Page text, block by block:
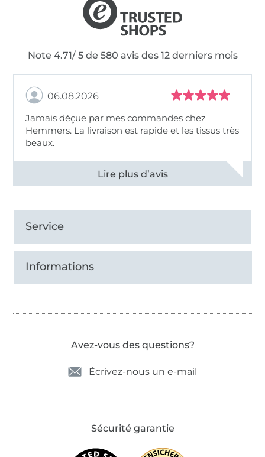
Note 4.71/ 5 de 580 avis des 12 derniers mois
06.08.2026
Jamais déçue par mes commandes chez
Hemmers. La livraison est rapide et les tissus très
beaux.
Voir tous les 11496 commentaires
Service
Informations
Avez-vous des questions?
Écrivez-nous un e-mail
Sécurité garantie